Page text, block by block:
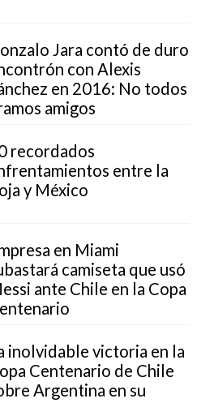
Jara contó de duro
con Alexis
en 2016: No todos
amigos
recordados
entre la
y México
en Miami
camiseta que usó
ante Chile en la Copa
inolvidable victoria en la
Centenario de Chile
Argentina en su